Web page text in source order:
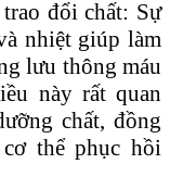
đổi chất: Sự
nhiệt giúp làm
lưu thông máu
này rất quan
chất, đồng
thể phục hồi